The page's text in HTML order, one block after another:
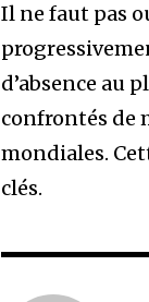
Il ne faut pas
d’absence au
confrontés de
mondiales.
clés.